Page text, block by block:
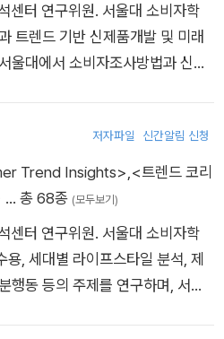
영하며, 2024년부터 <김난도 GPT
인공지능 서비스 GPTs에 그동안
의 학술논문을 학습시켜 트렌드·
의 질문에 특화된 답변을 제시하게
둥이’다. 수많은 기업과 공공기관
와대와 장차관워크숍, 경기·경남
시·경기도 등 지방자치단체, 삼
대한민국을 대표하는 크고 작은
왔다. 『스물하나 서른아홉』, 『마
인사이트』, 『소비자는 무엇을 원
센터 연구위원. 서울대 소비자학
트렌드 기반 신제품개발 및 미래
울대에서 소비자조사방법과 신상
. 2009년부터 〈트렌드코리아〉 시
, 『K뷰티 트렌드』, 『스물하나, 서
한민국 외식업 트렌드〉 시리즈, 『나
협축산 행복자문위원, 서울시 디자
계청·프로축구연맹 자문위원, 교보
SBS 라디오 〈생활정보〉에 고정
드 NOW’ 칼럼을 연재하고 있다. M
저자파일 신간알림 신청
Trend Insights>,<트렌드 코리
… 총 68종 (모두보기)
센터 연구위원. 서울대 소비자학
용, 세대별 라이프스타일 분석, 제
행동 등의 주제를 연구하며, 서울